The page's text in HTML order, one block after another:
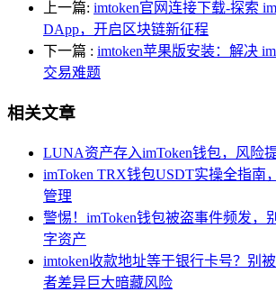
上一篇: imtoken官网连接下载-探索
DApp，开启区块链新征程
下一篇 : imtoken苹果版安装：解决
交易难题
相关文章
LUNA资产存入imToken钱包，风险
imToken TRX钱包USDT实操全指南
管理
警惕！imToken钱包被盗事件频发，
字资产
imtoken收款地址等于银行卡号？别
者差异巨大暗藏风险